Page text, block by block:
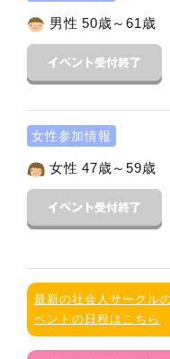
男性 50歳～61歳
女性参加情報
女性 47歳～59歳
最新の社会人サークル
ベントの日程はこちら